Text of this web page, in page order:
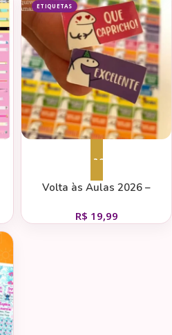
ETIQUETAS
Adicionar ao carrinho
Volta às Aulas 2026 –
Maneira Festas
R$ 19,99